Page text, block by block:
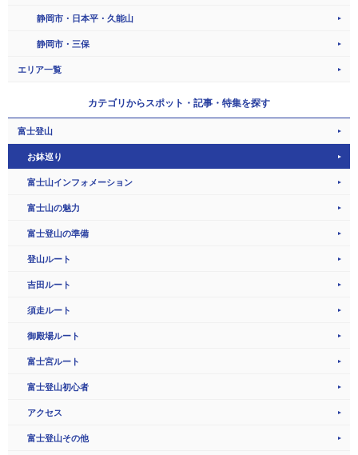
静岡市・日本平・久能山
静岡市・三保
エリア一覧
カテゴリからスポット・記事・特集を探す
富士登山
お鉢巡り
富士山インフォメーション
富士山の魅力
富士登山の準備
登山ルート
吉田ルート
須走ルート
御殿場ルート
富士宮ルート
富士登山初心者
アクセス
富士登山その他